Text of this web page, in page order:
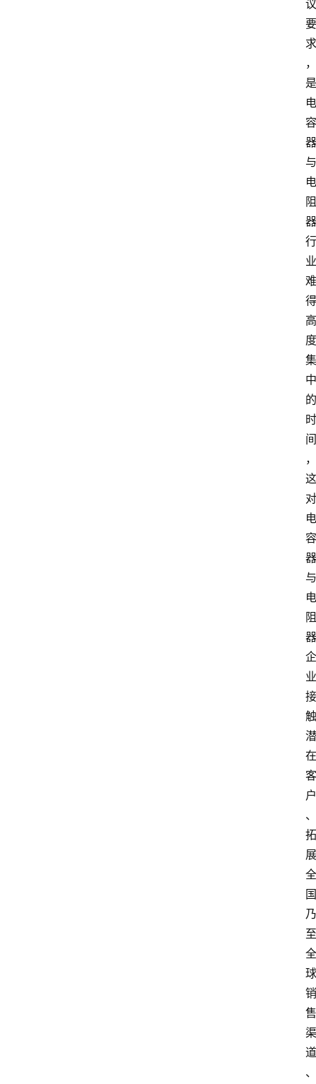
议
要
求
，
是
电
容
器
与
电
阻
器
行
业
难
得
高
度
集
中
的
时
间
，
这
对
电
容
器
与
电
阻
器
企
业
接
触
潜
在
客
户
、
拓
展
全
国
乃
至
全
球
销
售
渠
道
、